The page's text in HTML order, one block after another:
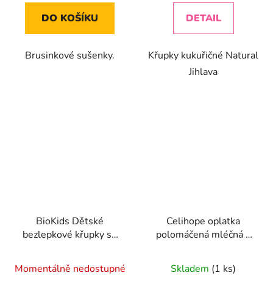
z
DO KOŠÍKU
Brusinkové sušenky.
z
DETAIL
Křupky kukuřičné Natural
Jihlava
BioKids Dětské
bezlepkové křupky se
Momentálně nedostupné
Celihope oplatka
polomáčená mléčná s
hodnocení
Skladem (1 ks)